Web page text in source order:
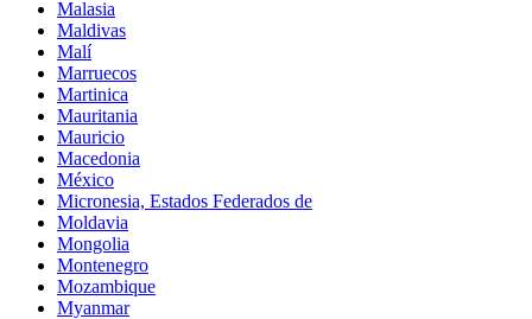
Malasia
Maldivas
Malí
Marruecos
Martinica
Mauritania
Mauricio
Macedonia
México
Micronesia, Estados Federados de
Moldavia
Mongolia
Montenegro
Mozambique
Myanmar